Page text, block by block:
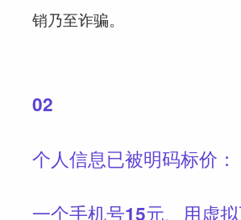
销乃至诈骗。
02
个人信息已被明码标价：
一个手机号15元、用虚